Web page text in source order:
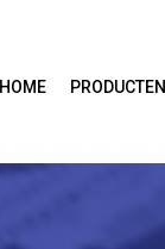
HOME PRODUCTEN